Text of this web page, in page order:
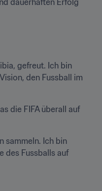
gefreut. Ich bin
den Fussball im
die FIFA überall auf
sammeln. Ich bin
des Fussballs auf